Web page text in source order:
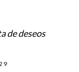
de deseos